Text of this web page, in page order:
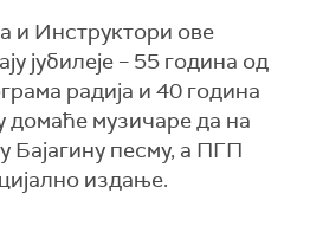
и Инструктори ове
јубилеје – 55 година од
радија и 40 година
домаће музичаре да на
Бајагину песму, а ПГП
издање.